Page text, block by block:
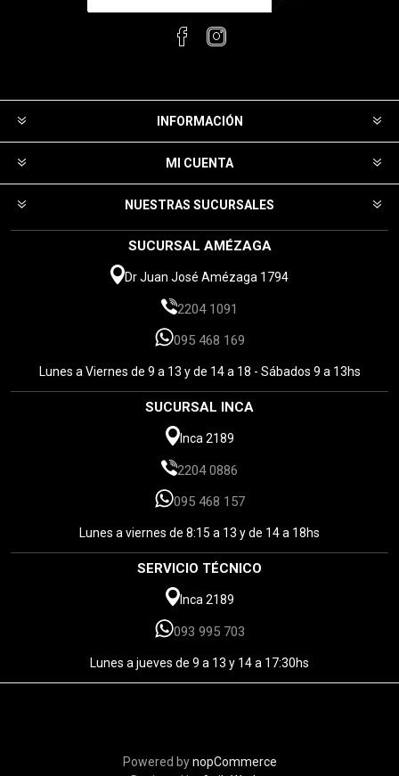
INFORMACIÓN
MI CUENTA
NUESTRAS SUCURSALES
SUCURSAL AMÉZAGA
Dr Juan José Amézaga 1794
2204 1091
095 468 169
Lunes a Viernes de 9 a 13 y de 14 a 18 - Sábados 9 a 13hs
SUCURSAL INCA
Inca 2189
2204 0886
095 468 157
Lunes a viernes de 8:15 a 13 y de 14 a 18hs
SERVICIO TÉCNICO
Inca 2189
093 995 703
Lunes a jueves de 9 a 13 y 14 a 17:30hs
Powered bynopCommerce